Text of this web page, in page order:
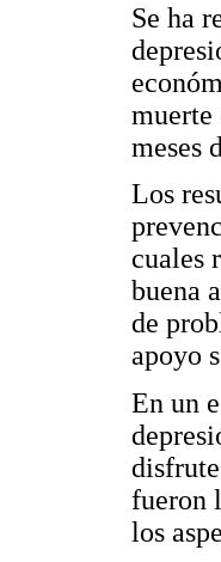
Se ha
muerte
meses
Los
cuales
buena
de
apoyo
En un
fueron
los